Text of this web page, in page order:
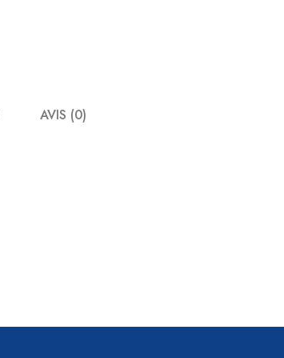
AVIS (0)